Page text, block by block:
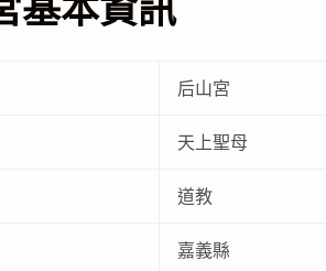
后山宮
天上聖母
道教
嘉義縣